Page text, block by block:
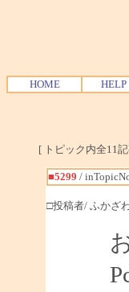
HOME HELP
[ トピック内全11
■5299 /
□投稿者/ ふかざ